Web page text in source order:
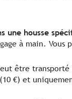
une housse
à main.
être transporté
€) et